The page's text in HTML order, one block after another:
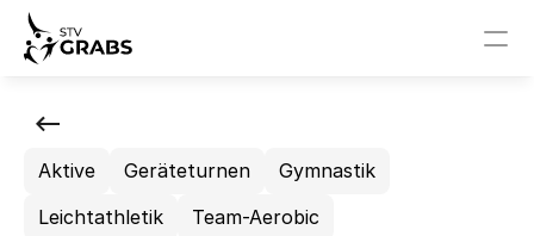
Events
Aktive Geräteturnen
Gymnastik
Leichtathletik
Team-Aerobic